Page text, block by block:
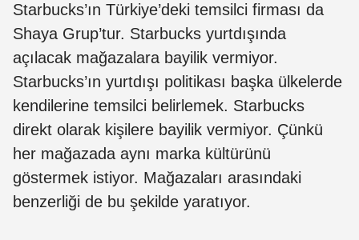
Starbucks’ın Türkiye’deki temsilci firması da
Shaya Grup’tur. Starbucks yurtdışında
açılacak mağazalara bayilik vermiyor.
Starbucks’ın yurtdışı politikası başka ülkelerde
kendilerine temsilci belirlemek. Starbucks
direkt olarak kişilere bayilik vermiyor. Çünkü
her mağazada aynı marka kültürünü
göstermek istiyor. Mağazaları arasındaki
benzerliği de bu şekilde yaratıyor.